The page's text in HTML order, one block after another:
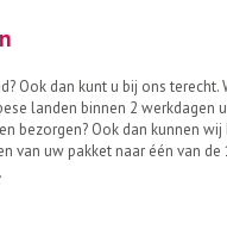
Ook dan kunt u bij ons terecht.
landen binnen 2 werkdagen
bezorgen? Ook dan kunnen
van uw pakket naar één van de